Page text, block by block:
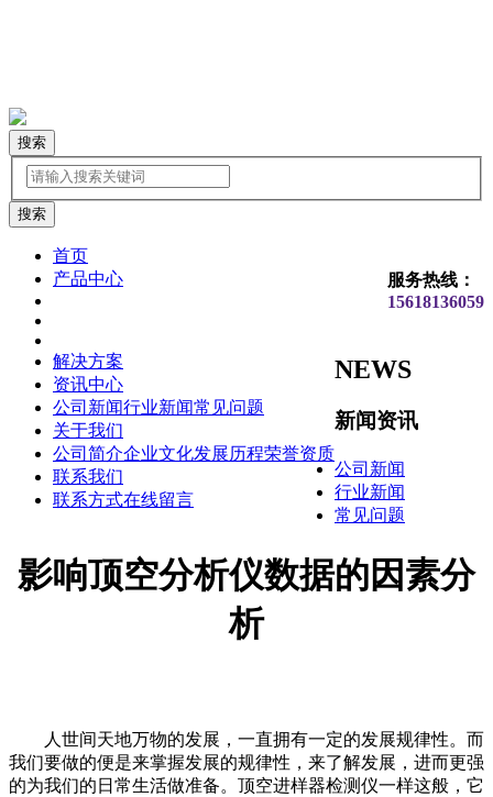
搜索
服务热线：
15618136059
首页
产品中心
解决方案
资讯中心
公司新闻行业新闻常见问题
关于我们
公司简介企业文化发展历程荣誉资质
联系我们
联系方式在线留言
NEWS
新闻资讯
公司新闻
行业新闻
常见问题
影响顶空分析仪数据的因素分
析
人世间天地万物的发展，一直拥有一定的发展规律性。而
我们要做的便是来掌握发展的规律性，来了解发展，进而更强
的为我们的日常生活做准备。顶空进样器检测仪一样这般，它